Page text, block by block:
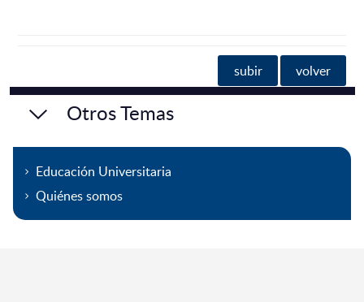
subir volver
Otros Temas
Educación Universitaria
Quiénes somos